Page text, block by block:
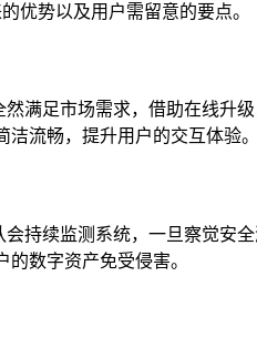
优势以及用户需留意的要点。
满足市场需求，借助在线升
流畅，提升用户的交互体验。
持续监测系统，一旦察觉安
数字资产免受侵害。